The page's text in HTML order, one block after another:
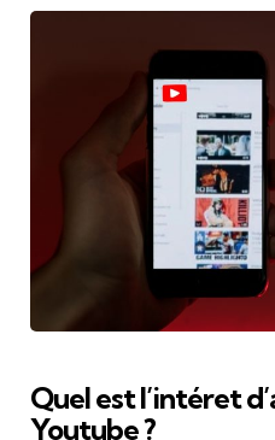
Quel est l’intéret
Youtube ?